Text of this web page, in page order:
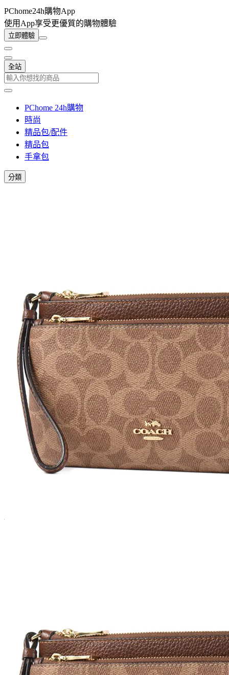
PChome24h購物App
使用App享受更優質的購物體驗
立即體驗
全站
PChome 24h購物
時尚
精品包/配件
精品包
手拿包
分類